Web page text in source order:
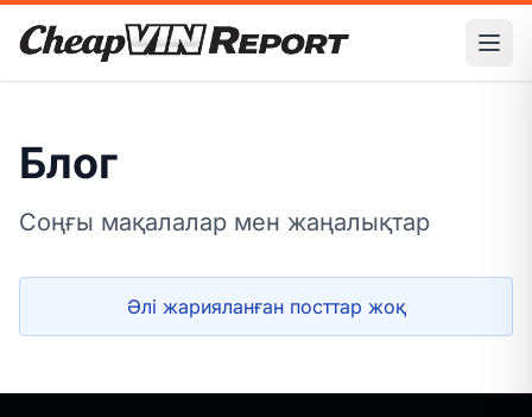
Блог
Соңғы мақалалар мен жаңалықтар
Әлі жарияланған посттар жоқ